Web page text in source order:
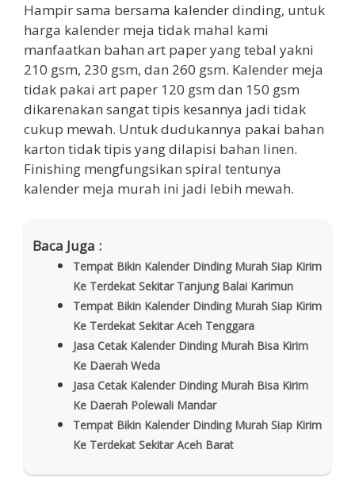
Hampir sama bersama kalender dinding, untuk
harga kalender meja tidak mahal kami
manfaatkan bahan art paper yang tebal yakni
210 gsm, 230 gsm, dan 260 gsm. Kalender meja
tidak pakai art paper 120 gsm dan 150 gsm
dikarenakan sangat tipis kesannya jadi tidak
cukup mewah. Untuk dudukannya pakai bahan
karton tidak tipis yang dilapisi bahan linen.
Finishing mengfungsikan spiral tentunya
kalender meja murah ini jadi lebih mewah.
Baca Juga :
Tempat Bikin Kalender Dinding Murah Siap Kirim
Ke Terdekat Sekitar Tanjung Balai Karimun
Tempat Bikin Kalender Dinding Murah Siap Kirim
Ke Terdekat Sekitar Aceh Tenggara
Jasa Cetak Kalender Dinding Murah Bisa Kirim
Ke Daerah Weda
Jasa Cetak Kalender Dinding Murah Bisa Kirim
Ke Daerah Polewali Mandar
Tempat Bikin Kalender Dinding Murah Siap Kirim
Ke Terdekat Sekitar Aceh Barat